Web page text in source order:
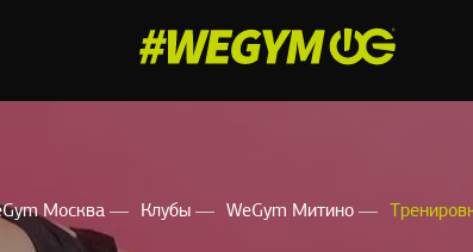
Москва Клубы WeGym Митино